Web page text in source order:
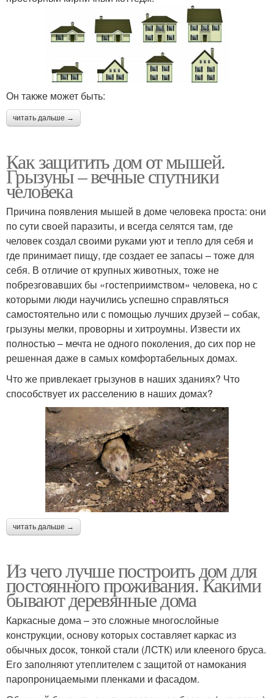
Он также может быть:
читать дальше →
Как защитить дом от мышей.
Грызуны – вечные спутники
человека
Причина появления мышей в доме человека проста: они
по сути своей паразиты, и всегда селятся там, где
человек создал своими руками уют и тепло для себя и
где принимает пищу, где создает ее запасы – тоже для
себя. В отличие от крупных животных, тоже не
побрезговавших бы «гостеприимством» человека, но с
которыми люди научились успешно справляться
самостоятельно или с помощью лучших друзей – собак,
грызуны мелки, проворны и хитроумны. Извести их
полностью – мечта не одного поколения, до сих пор не
решенная даже в самых комфортабельных домах.
Что же привлекает грызунов в наших зданиях? Что
способствует их расселению в наших домах?
читать дальше →
Из чего лучше построить дом для
постоянного проживания. Какими
бывают деревянные дома
Каркасные дома – это сложные многослойные
конструкции, основу которых составляет каркас из
обычных досок, тонкой стали (ЛСТК) или клееного бруса.
Его заполняют утеплителем с защитой от намокания
паропроницаемыми пленками и фасадом.